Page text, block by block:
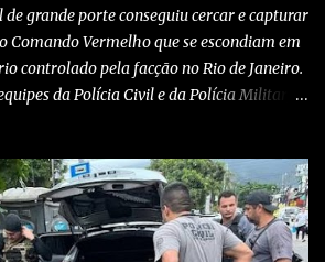
grande porte conseguiu cercar e capturar
Comando Vermelho que se escondiam em
controlado pela facção no Rio de Janeiro.
da Polícia Civil e da Polícia Militar,
criminosas na região. Confira detalhes no
ter acesso ao livro O Brasil e a pandemia de
economistas, jornalistas e
sobre os absurdos